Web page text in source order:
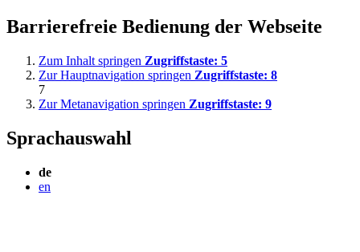
Barrierefreie Bedienung der Webseite
Zum Inhalt springen Zugriffstaste: 5
Zur Hauptnavigation springen Zugriffstaste: 8
7
Zur Metanavigation springen Zugriffstaste: 9
Sprachauswahl
de
en